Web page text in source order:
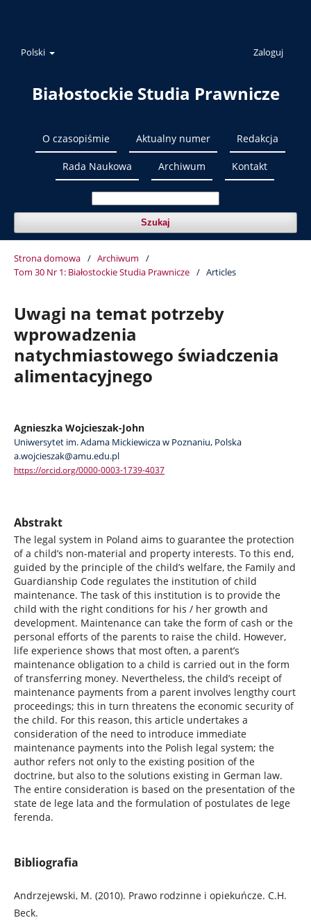
Polski Zaloguj
Białostockie Studia Prawnicze
O czasopiśmie Aktualny numer Redakcja
Rada Naukowa Archiwum Kontakt
Szukaj
Strona domowa / Archiwum
/
Tom 30 Nr 1: Białostockie Studia Prawnicze / Articles
Uwagi na temat potrzeby
wprowadzenia
natychmiastowego świadczenia
alimentacyjnego
Agnieszka Wojcieszak-John
Uniwersytet im. Adama Mickiewicza w Poznaniu, Polska
a.wojcieszak@amu.edu.pl
https://orcid.org/0000-0003-1739-4037
Abstrakt
The legal system in Poland aims to guarantee the protection
of a child’s non-material and property interests. To this end,
guided by the principle of the child’s welfare, the Family and
Guardianship Code regulates the institution of child
maintenance. The task of this institution is to provide the
child with the right conditions for his / her growth and
development. Maintenance can take the form of cash or the
personal efforts of the parents to raise the child. However,
life experience shows that most often, a parent’s
maintenance obligation to a child is carried out in the form
of transferring money. Nevertheless, the child’s receipt of
maintenance payments from a parent involves lengthy court
proceedings; this in turn threatens the economic security of
the child. For this reason, this article undertakes a
consideration of the need to introduce immediate
maintenance payments into the Polish legal system; the
author refers not only to the existing position of the
doctrine, but also to the solutions existing in German law.
The entire consideration is based on the presentation of the
state de lege lata and the formulation of postulates de lege
ferenda.
Bibliografia
Andrzejewski, M. (2010). Prawo rodzinne i opiekuńcze. C.H.
Beck.